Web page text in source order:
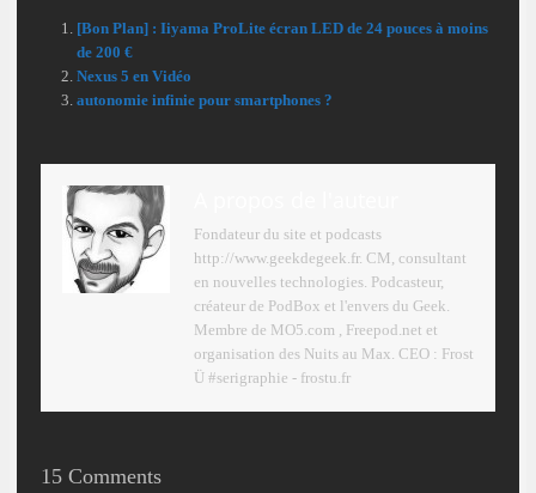
[Bon Plan] : Iiyama ProLite écran LED de 24 pouces à moins
de 200 €
Nexus 5 en Vidéo
autonomie infinie pour smartphones ?
Fondateur du site et podcasts
http://www.geekdegeek.fr. CM, consultant
en nouvelles technologies. Podcasteur,
créateur de PodBox et l'envers du Geek.
Membre de MO5.com , Freepod.net et
organisation des Nuits au Max. CEO : Frost
Ü #serigraphie - frostu.fr
15 Comments